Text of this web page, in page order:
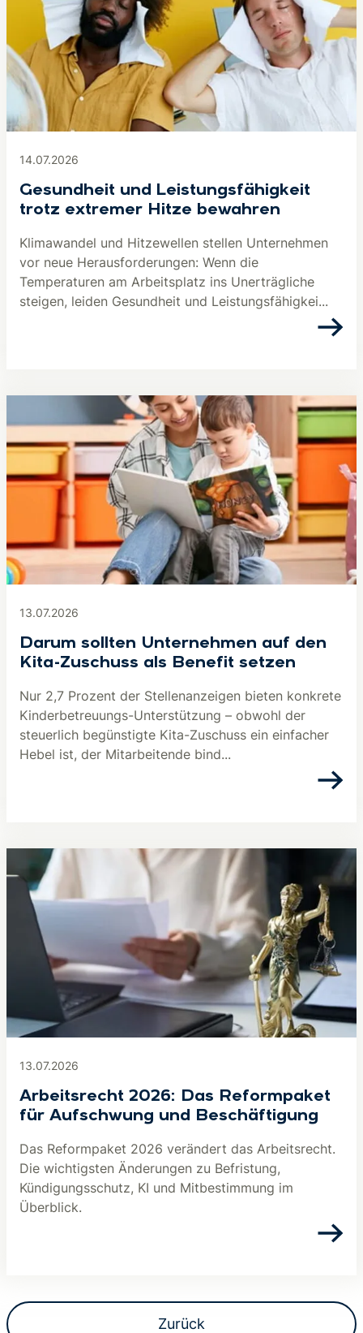
14.07.2026
Gesundheit und Leistungsfähigkeit
trotz extremer Hitze bewahren
Klimawandel und Hitzewellen stellen Unternehmen
vor neue Herausforderungen: Wenn die
Temperaturen am Arbeitsplatz ins Unerträgliche
steigen, leiden Gesundheit und Leistungsfähigkei...
13.07.2026
Darum sollten Unternehmen auf den
Kita-Zuschuss als Benefit setzen
Nur 2,7 Prozent der Stellenanzeigen bieten konkrete
Kinderbetreuungs-Unterstützung – obwohl der
steuerlich begünstigte Kita-Zuschuss ein einfacher
Hebel ist, der Mitarbeitende bind...
13.07.2026
Arbeitsrecht 2026: Das Reformpaket
für Aufschwung und Be­schäf­ti­gung
Das Reformpaket 2026 verändert das Arbeitsrecht.
Die wichtigsten Änderungen zu Befristung,
Kündigungsschutz, KI und Mitbestimmung im
Überblick.
Zurück